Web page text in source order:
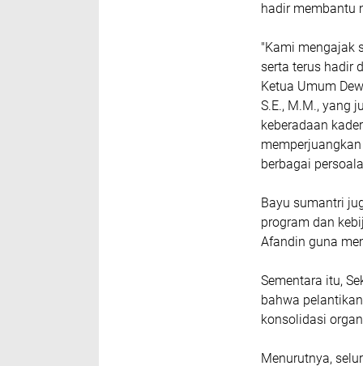
hadir membantu
"Kami mengajak
serta terus hadir
Ketua Umum
S.E., M.M., yang
keberadaan
berbagai
Bayu sumantri
program dan
Afandin guna
Sementara itu,
bahwa
konsolidasi
Menurutnya,